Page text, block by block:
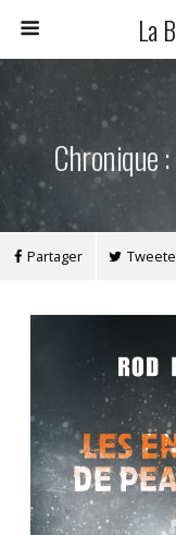
La
Chronique
Partager